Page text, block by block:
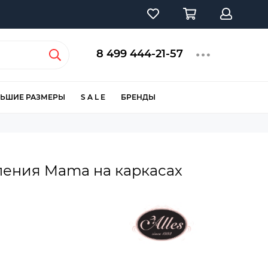
8 499 444-21-57
РАЗМЕРЫ S A L E БРЕНДЫ
Mama на каркасах